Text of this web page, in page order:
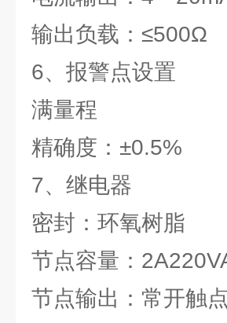
输出负载：≤500Ω
6、报警点设置
满量程
精确度：±0.5%
7、继电器
密封：环氧树脂
节点容量：
节点输出：常开触点